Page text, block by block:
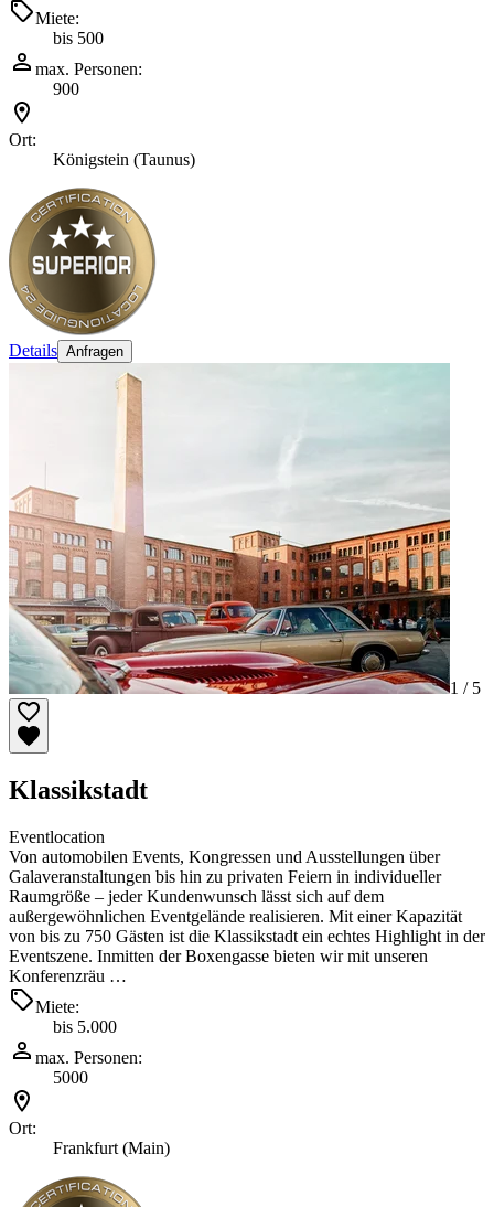
Miete:
bis 500
max. Personen:
900
Ort:
Königstein (Taunus)
Details Anfragen
1 / 5
Klassikstadt
Eventlocation
Von automobilen Events, Kongressen und Ausstellungen über
Galaveranstaltungen bis hin zu privaten Feiern in individueller
Raumgröße – jeder Kundenwunsch lässt sich auf dem
außergewöhnlichen Eventgelände realisieren. Mit einer Kapazität
von bis zu 750 Gästen ist die Klassikstadt ein echtes Highlight in der
Eventszene. Inmitten der Boxengasse bieten wir mit unseren
Konferenzräu …
Miete:
bis 5.000
max. Personen:
5000
Ort:
Frankfurt (Main)